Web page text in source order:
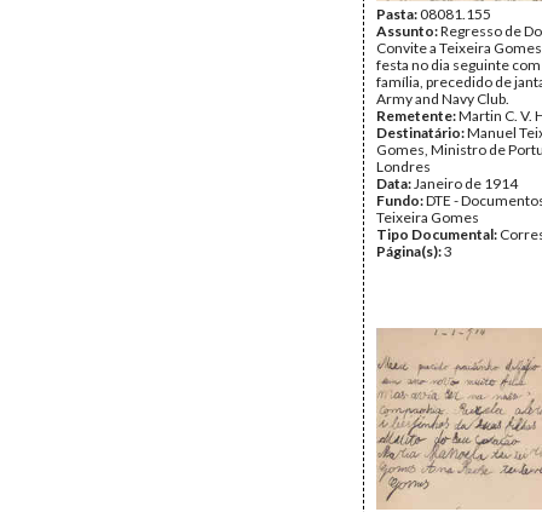
Pasta:08081.155
Assunto:Regresso de
Convite a Teixeira
festa no dia seguinte com
família, precedido de
Army and Navy Club.
Remetente:Martin C. V.
Destinatário:Manuel
Gomes, Ministro de
Londres
Data:Janeiro de 1914
Fundo:DTE -
Teixeira Gomes
Tipo Documental:
Página(s):3